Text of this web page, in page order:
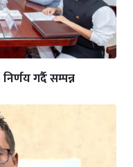
गर्दै सम्पन्न